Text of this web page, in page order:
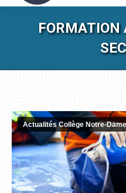
FORMATION
Actualités Collège Notre-